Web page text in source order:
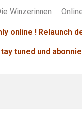
Winzerinnen
online ! Relaunch
tuned und